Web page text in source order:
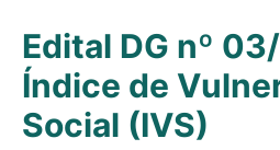
Edital DG nº
Índice de
Social (IVS)